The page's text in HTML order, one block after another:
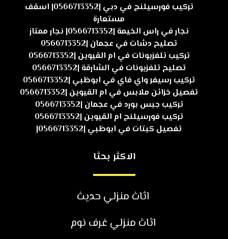
تركيب فورسيلنج في دبي |0566713352| اسقف
مستعارة
نجار في راس الخيمة |0566713352| نجار ممتاز
تصليح دشات في عجمان |0566713352
تركيب تلفزيونات في ام القيوين |0566713352
تصليح تلفزيونات في الشارقة |0566713352
تركيب رسيفر واي فاي في ابوظبي |0566713352
تفصيل خزائن ملابس في ام القيوين |0566713352
تركيب جبس بورد في عجمان |0566713352
تركيب فورسيلنج ام القيوين |0566713352
تفصيل كبتات في ابوظبي |0566713352|
الاكثر بحثا
اثاث منزلي حديث
اثاث منزلي غرف نوم